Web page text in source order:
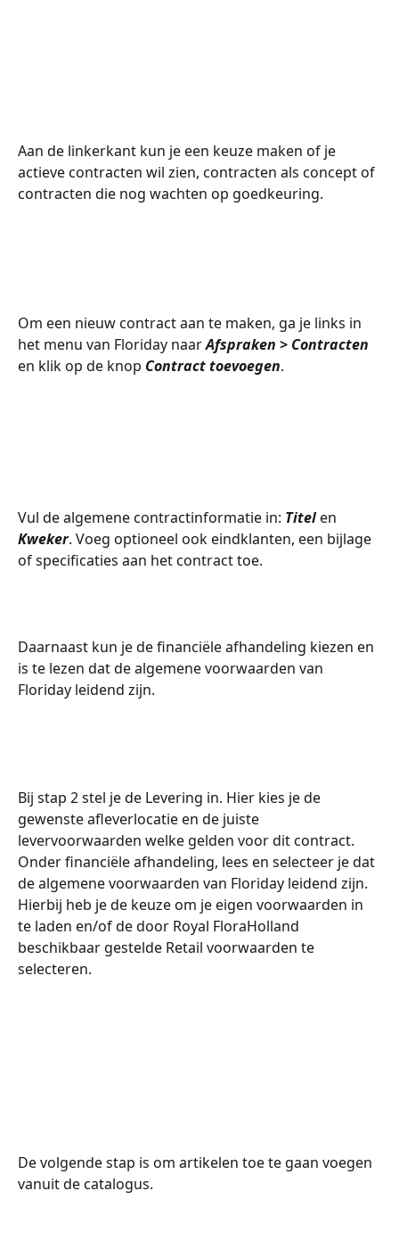
Aan de linkerkant kun je een keuze maken of je
actieve contracten wil zien, contracten als concept of
contracten die nog wachten op goedkeuring.
Om een nieuw contract aan te maken, ga je links in
het menu van Floriday naar Afspraken > Contracten
en klik op de knop Contract toevoegen.
Vul de algemene contractinformatie in: Titel en
Kweker. Voeg optioneel ook eindklanten, een bijlage
of specificaties aan het contract toe.
Daarnaast kun je de financiële afhandeling kiezen en
is te lezen dat de algemene voorwaarden van
Floriday leidend zijn.
Bij stap 2 stel je de Levering in. Hier kies je de
gewenste afleverlocatie en de juiste
levervoorwaarden welke gelden voor dit contract.
Onder financiële afhandeling, lees en selecteer je dat
de algemene voorwaarden van Floriday leidend zijn.
Hierbij heb je de keuze om je eigen voorwaarden in
te laden en/of de door Royal FloraHolland
beschikbaar gestelde Retail voorwaarden te
selecteren.
De volgende stap is om artikelen toe te gaan voegen
vanuit de catalogus.